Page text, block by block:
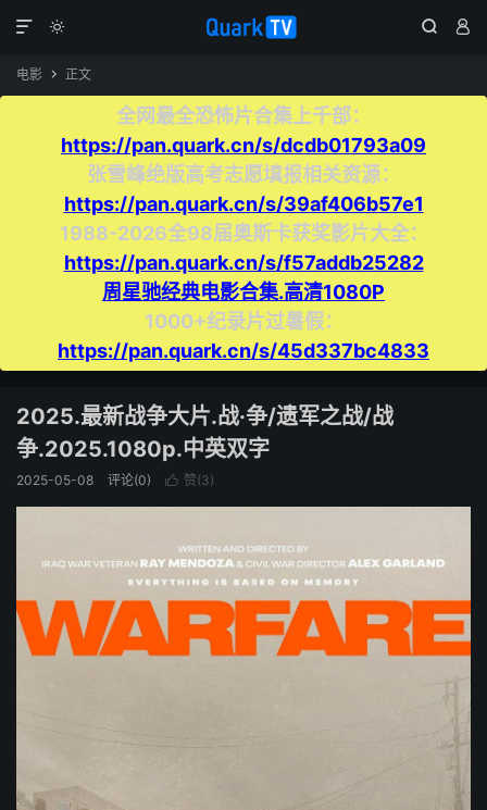
  

电影  正文
全网最全恐怖片合集上千部：
https://pan.quark.cn/s/dcdb01793a09
张雪峰绝版高考志愿填报相关资源：
https://pan.quark.cn/s/39af406b57e1
1988-2026全98届奥斯卡获奖影片大全：
https://pan.quark.cn/s/f57addb25282
周星驰经典电影合集.高清1080P
1000+纪录片过暑假：
https://pan.quark.cn/s/45d337bc4833
2025.最新战争大片.战·争/遗军之战/战
争.2025.1080p.中英双字
2025-05-08 评论(0)  赞(3)